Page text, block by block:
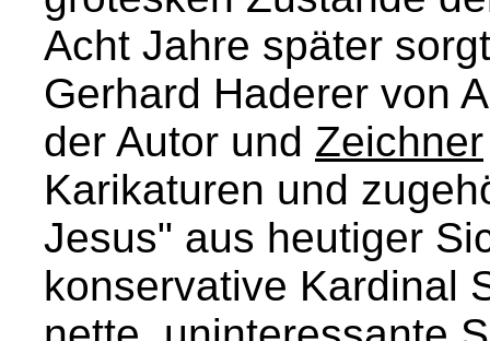
Acht Jahre später
Gerhard Haderer von
der Autor und Zeichner
Karikaturen und
Jesus" aus heutiger
konservative Kardinal